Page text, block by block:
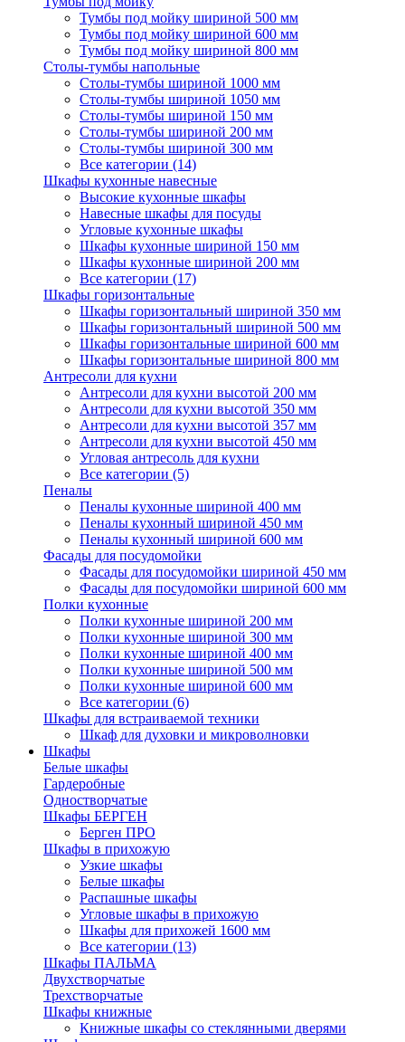
Тумбы под мойку шириной 500 мм
Тумбы под мойку шириной 600 мм
Тумбы под мойку шириной 800 мм
Столы-тумбы напольные
Столы-тумбы шириной 1000 мм
Столы-тумбы шириной 1050 мм
Столы-тумбы шириной 150 мм
Столы-тумбы шириной 200 мм
Столы-тумбы шириной 300 мм
Все категории (14)
Шкафы кухонные навесные
Высокие кухонные шкафы
Навесные шкафы для посуды
Угловые кухонные шкафы
Шкафы кухонные шириной 150 мм
Шкафы кухонные шириной 200 мм
Все категории (17)
Шкафы горизонтальные
Шкафы горизонтальный шириной 350 мм
Шкафы горизонтальный шириной 500 мм
Шкафы горизонтальные шириной 600 мм
Шкафы горизонтальные шириной 800 мм
Антресоли для кухни
Антресоли для кухни высотой 200 мм
Антресоли для кухни высотой 350 мм
Антресоли для кухни высотой 357 мм
Антресоли для кухни высотой 450 мм
Угловая антресоль для кухни
Все категории (5)
Пеналы
Пеналы кухонные шириной 400 мм
Пеналы кухонный шириной 450 мм
Пеналы кухонный шириной 600 мм
Фасады для посудомойки
Фасады для посудомойки шириной 450 мм
Фасады для посудомойки шириной 600 мм
Полки кухонные
Полки кухонные шириной 200 мм
Полки кухонные шириной 300 мм
Полки кухонные шириной 400 мм
Полки кухонные шириной 500 мм
Полки кухонные шириной 600 мм
Все категории (6)
Шкафы для встраиваемой техники
Шкаф для духовки и микроволновки
Шкафы
Белые шкафы
Гардеробные
Одностворчатые
Шкафы БЕРГЕН
Берген ПРО
Шкафы в прихожую
Узкие шкафы
Белые шкафы
Распашные шкафы
Угловые шкафы в прихожую
Шкафы для прихожей 1600 мм
Все категории (13)
Шкафы ПАЛЬМА
Двухстворчатые
Трехстворчатые
Шкафы книжные
Книжные шкафы со стеклянными дверями